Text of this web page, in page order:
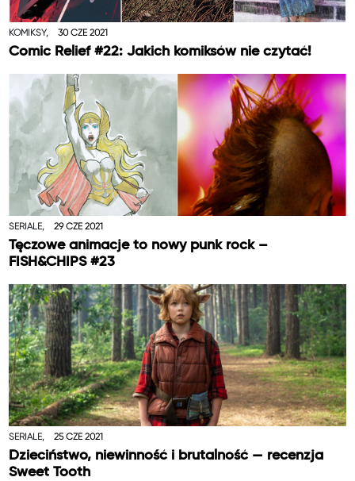
KOMIKSY, 30 CZE 2021
Comic Relief #22: Jakich komiksów nie czytać!
SERIALE, 29 CZE 2021
Tęczowe animacje to nowy punk rock –
FISH&CHIPS #23
SERIALE, 25 CZE 2021
Dzieciństwo, niewinność i brutalność — recenzja
Sweet Tooth